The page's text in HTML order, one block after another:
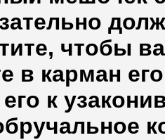
чтобы
в карман
его к